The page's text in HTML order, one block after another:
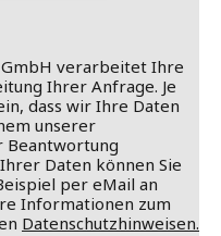
GmbH verarbeitet Ihre
Ihrer Anfrage. Je
dass wir Ihre Daten
unserer
Beantwortung
Daten können Sie
per eMail an
Informationen zum
Datenschutzhinweisen.